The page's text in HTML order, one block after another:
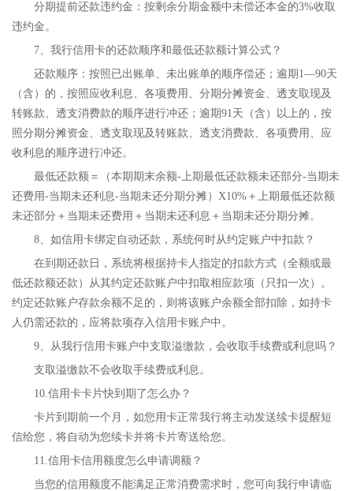
分期提前还款违约金：按剩余分期金额中未偿还本金的3%收取
违约金。
7、我行信用卡的还款顺序和最低还款额计算公式？
还款顺序：按照已出账单、未出账单的顺序偿还；逾期1—90天
（含）的，按照应收利息、各项费用、分期分摊资金、透支取现及
转账款、透支消费款的顺序进行冲还；逾期91天（含）以上的，按
照分期分摊资金、透支取现及转账款、透支消费款、各项费用、应
收利息的顺序进行冲还。
最低还款额＝（本期期末余额-上期最低还款额未还部分-当期未
还费用-当期未还利息-当期未还分期分摊）X10%＋上期最低还款额
未还部分＋当期未还费用＋当期未还利息＋当期未还分期分摊。
8、如信用卡绑定自动还款，系统何时从约定账户中扣款？
在到期还款日，系统将根据持卡人指定的扣款方式（全额或最
低还款额还款）从其约定还款账户中扣取相应款项（只扣一次）。
约定还款账户存款余额不足的，则将该账户余额全部扣除，如持卡
人仍需还款的，应将款项存入信用卡账户中。
9、从我行信用卡账户中支取溢缴款，会收取手续费或利息吗？
支取溢缴款不会收取手续费或利息。
10.信用卡卡片快到期了怎么办？
卡片到期前一个月，如您用卡正常我行将主动发送续卡提醒短
信给您，将自动为您续卡并将卡片寄送给您。
11.信用卡信用额度怎么申请调额？
当您的信用额度不能满足正常消费需求时，您可向我行申请临